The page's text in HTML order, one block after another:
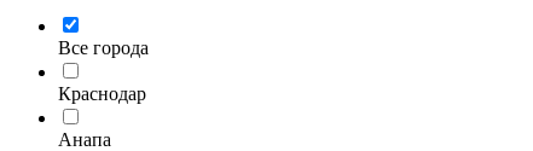
Все города
Краснодар
Анапа